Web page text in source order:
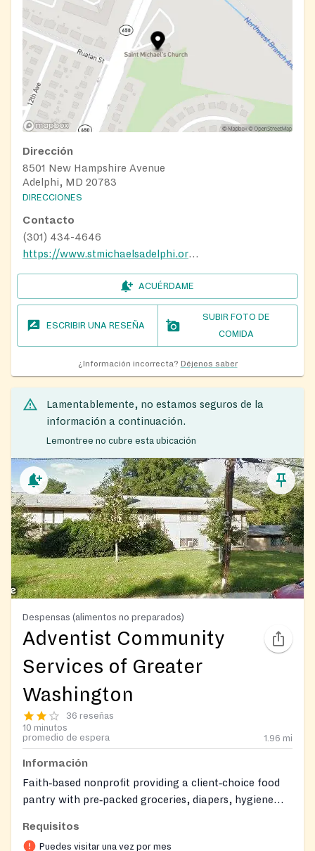
Dirección
8501 New Hampshire Avenue
Adelphi, MD 20783
DIRECCIONES
Contacto
(301) 434-4646
https://www.stmichaelsadelphi.org/
ACUÉRDAME
ESCRIBIR UNA RESEÑA
SUBIR FOTO DE
COMIDA
¿Información incorrecta? Déjenos saber
Lamentablemente, no estamos seguros de la
información a continuación.
Lemontree no cubre esta ubicación
Despensas (alimentos no preparados)
Adventist Community
Services of Greater
Washington
36 reseñas
10 minutos
promedio de espera
1.96 mi
Información
Faith‑based nonprofit providing a client‑choice food
pantry with pre‑packed groceries, diapers, hygiene
appointment and include case management and
Requisitos
Puedes visitar una vez por mes